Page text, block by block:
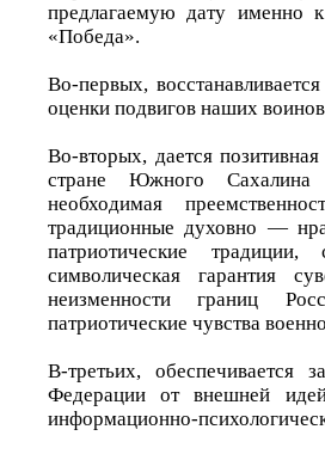
предлагаемую дату именно
«Победа».
Во-первых,
оценки подвигов наших
Во-вторых, дается
стране Южного Сахалина
необходимая
традиционные духовно —
патриотические
символическая гарантия
неизменности границ
патриотические чувства
В-третьих, обеспечивается
Федерации от внешней
информационно-